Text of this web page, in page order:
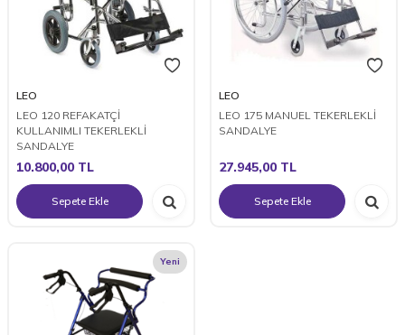
LEO
LEO 120 REFAKATÇİ
KULLANIMLI TEKERLEKLİ
SANDALYE
10.800,00 TL
Sepete Ekle
LEO
LEO 175 MANUEL TEKERLEKLİ
SANDALYE
27.945,00 TL
Sepete Ekle
Yeni